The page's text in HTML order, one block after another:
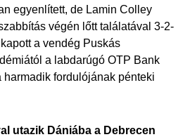
egyenlített, de Lamin Colley
végén lőtt találatával 3-2-
a vendég Puskás
a labdarúgó OTP Bank
harmadik fordulójának pénteki
utazik Dániába a Debrecen